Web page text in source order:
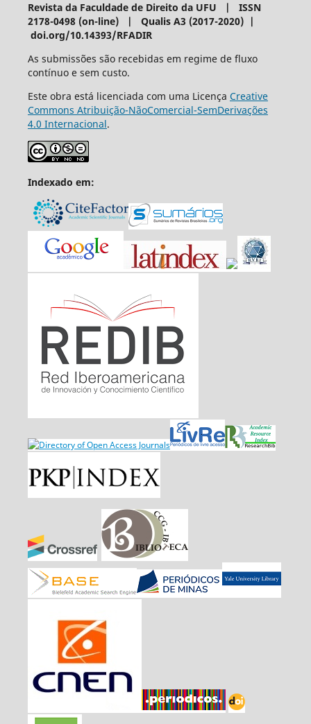
Revista da Faculdade de Direito da UFU | ISSN
2178-0498 (on-line) | Qualis A3 (2017-2020) |
doi.org/10.14393/RFADIR
As submissões são recebidas em regime de fluxo
contínuo e sem custo.
Este obra está licenciada com uma Licença Creative
Commons Atribuição-NãoComercial-SemDerivações
4.0 Internacional.
Indexado em: